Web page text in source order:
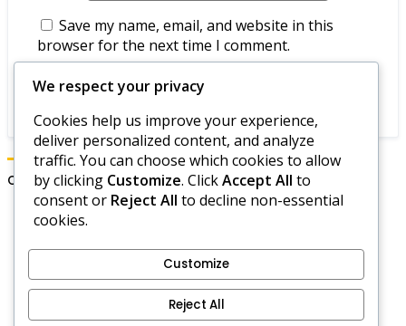
Save my name, email, and website in this
browser for the next time I comment.
Categorie
Codici dell'Era del Dominio di Hero Wars
Regali Giornalieri di Hero Wars
Politica sui cookie
Informazioni
We respect your privacy
Cookies help us improve your experience,
deliver personalized content, and analyze
traffic. You can choose which cookies to allow
by clicking Customize. ClickAccept All to
consent or Reject All to decline non-essential
cookies.
Customize
Reject All